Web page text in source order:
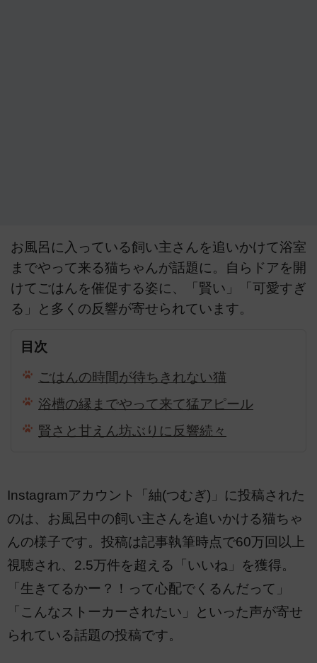
お風呂に入っている飼い主さんを追いかけて浴室
までやって来る猫ちゃんが話題に。自らドアを開
けてごはんを催促する姿に、「賢い」「可愛すぎ
る」と多くの反響が寄せられています。
目次
ごはんの時間が待ちきれない猫
浴槽の縁までやって来て猛アピール
賢さと甘えん坊ぶりに反響続々
Instagramアカウント「紬(つむぎ)」に投稿された
のは、お風呂中の飼い主さんを追いかける猫ちゃ
んの様子です。投稿は記事執筆時点で60万回以上
視聴され、2.5万件を超える「いいね」を獲得。
「生きてるかー？！って心配でくるんだって」
「こんなストーカーされたい」といった声が寄せ
られている話題の投稿です。